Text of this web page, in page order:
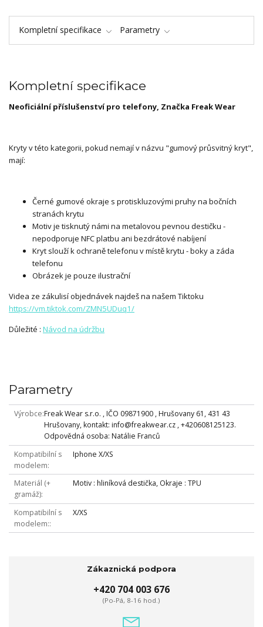
Kompletní specifikace Parametry
Kompletní specifikace
Neoficiální příslušenství pro telefony, Značka Freak Wear
Kryty v této kategorii, pokud nemají v názvu "gumový průsvitný kryt",
mají:
Černé gumové okraje s protiskluzovými pruhy na bočních
stranách krytu
Motiv je tisknutý námi na metalovou pevnou destičku -
nepodporuje NFC platbu ani bezdrátové nabíjení
Kryt slouží k ochraně telefonu v místě krytu - boky a záda
telefonu
Obrázek je pouze ilustrační
Videa ze zákulisí objednávek najdeš na našem Tiktoku
https://vm.tiktok.com/ZMN5UDuq1/
Důležité : Návod na údržbu
Parametry
Výrobce Freak Wear s.r.o. , IČO 09871900 , Hrušovany 61, 431 43
Hrušovany, kontakt: info@freakwear.cz , +420608125123.
Odpovědná osoba: Natálie Franců
Kompatibilní s
modelem
Iphone X/XS
Materiál (+
gramáž)
Motiv : hliníková destička, Okraje : TPU
Kompatibilní s
modelem:
X/XS
Zákaznická podpora
+420 704 003 676
(Po-Pá, 8-16 hod.)